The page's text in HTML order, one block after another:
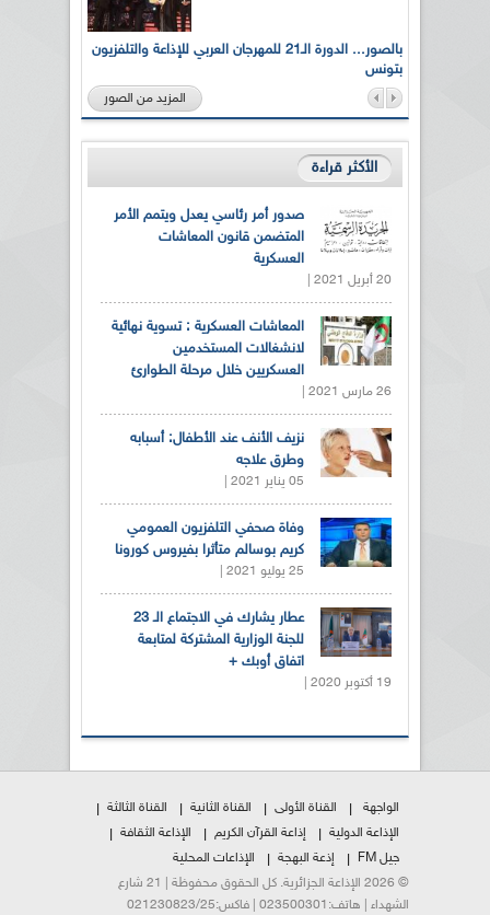
بالصور... الدورة الـ21 للمهرجان العربي للإذاعة والتلفزيون
بتونس
المزيد من الصور
الأكثر قراءة
صدور أمر رئاسي يعدل ويتمم الأمر
المتضمن قانون المعاشات
العسكرية
20 أبريل 2021 |
المعاشات العسكرية : تسوية نهائية
لانشغالات المستخدمين
العسكريين خلال مرحلة الطوارئ
26 مارس 2021 |
نزيف الأنف عند الأطفال: أسبابه
وطرق علاجه
05 يناير 2021 |
وفاة صحفي التلفزيون العمومي
كريم بوسالم متأثرا بفيروس كورونا
25 يوليو 2021 |
عطار يشارك في الاجتماع الـ 23
للجنة الوزارية المشتركة لمتابعة
اتفاق أوبك +
19 أكتوبر 2020 |
الواجهة القناة الأولى القناة الثانية
القناة الثالثة
الإذاعة الدولية
إذاعة القرآن الكريم
الإذاعة الثقافة
جيل FM
إذعة البهجة
الإذاعات المحلية
© 2026 الإذاعة الجزائرية. كل الحقوق محفوظة | 21 شارع
الشهداء | هاتف:023500301 | فاكس:021230823/25